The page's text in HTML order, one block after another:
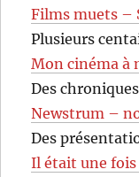
Films muets –
Plusieurs
Mon cinéma à
Des
Newstrum –
Des
Il était une fois